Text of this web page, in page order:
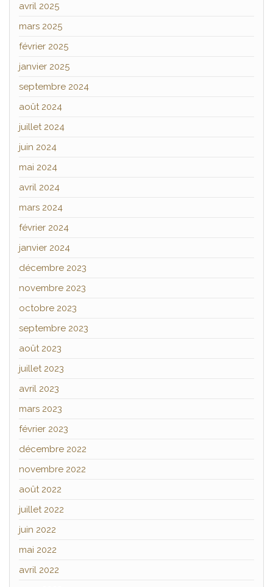
avril 2025
mars 2025
février 2025
janvier 2025
septembre 2024
août 2024
juillet 2024
juin 2024
mai 2024
avril 2024
mars 2024
février 2024
janvier 2024
décembre 2023
novembre 2023
octobre 2023
septembre 2023
août 2023
juillet 2023
avril 2023
mars 2023
février 2023
décembre 2022
novembre 2022
août 2022
juillet 2022
juin 2022
mai 2022
avril 2022